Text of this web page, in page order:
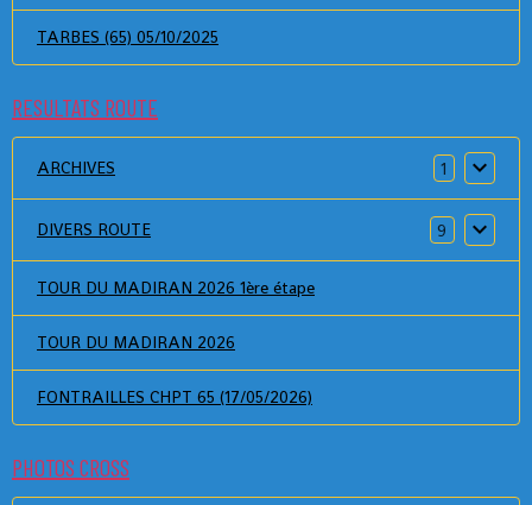
TARBES (65) 05/10/2025
RESULTATS ROUTE
ARCHIVES 1
DIVERS ROUTE 9
TOUR DU MADIRAN 2026 1ère étape
TOUR DU MADIRAN 2026
FONTRAILLES CHPT 65 (17/05/2026)
PHOTOS CROSS